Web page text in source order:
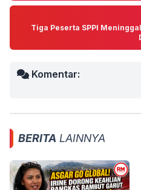
Tiga Peserta SPPI
Komentar:
BERITA LAINNYA